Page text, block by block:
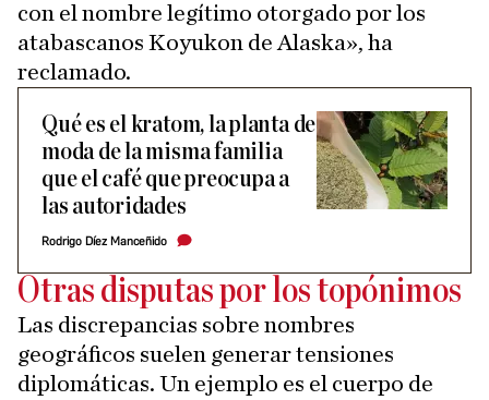
con el nombre legítimo otorgado por los
atabascanos Koyukon de Alaska», ha
reclamado.
Qué es el kratom, la planta de
moda de la misma familia
que el café que preocupa a
las autoridades
Rodrigo Díez Manceñido
Otras disputas por los topónimos
Las discrepancias sobre nombres
geográficos suelen generar tensiones
diplomáticas. Un ejemplo es el cuerpo de